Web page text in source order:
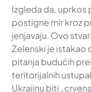
Izgleda da, uprkos
postigne mir kroz
jenjavaju. Ovo
Zelenski je istakao
pitanja budućih
teritorijalnih
Ukrajinu biti